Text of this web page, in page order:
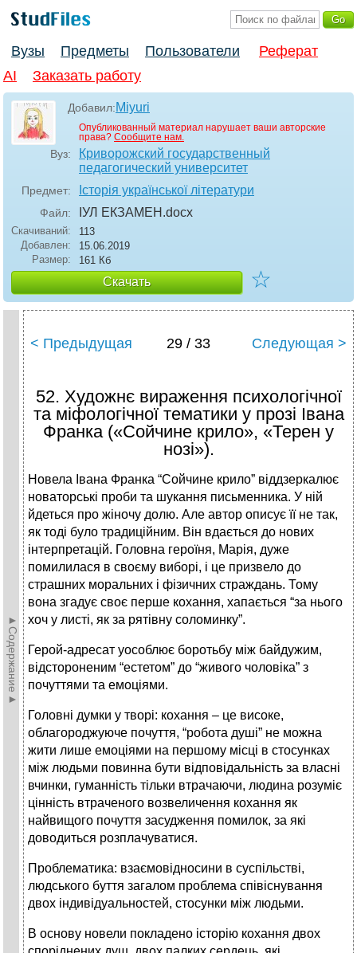
Вузы Предметы Пользователи
Реферат
AI
Заказать работу
Добавил:Miyuri
Опубликованный материал нарушает ваши авторские
права? Сообщите нам.
Вуз:
Криворожский государственный
педагогический университет
Предмет: Історія української літератури
Файл: ІУЛ ЕКЗАМЕН .docx
Скачиваний:
113
Добавлен:
15.06.2019
Размер:
161 Кб
Скачать ☆
►Содержание►
< Предыдущая 29 / 33 Следующая >
52. Художнє вираження психологічної
та міфологічної тематики у прозі Івана
Франка («Сойчине крило», «Терен у
нозі»).
Новела Івана Франка “Сойчине крило” віддзеркалює
новаторські проби та шукання письменника. У ній
йдеться про жіночу долю. Але автор описує її не так,
як тоді було традиційним. Він вдається до нових
інтерпретацій. Головна героїня, Марія, дуже
помилилася в своєму виборі, і це призвело до
страшних моральних і фізичних страждань. Тому
вона згадує своє перше кохання, хапається “за нього
хоч у листі, як за рятівну соломинку”.
Герой-адресат уособлює боротьбу між байдужим,
відстороненим “естетом” до “живого чоловіка” з
почуттями та емоціями.
Головні думки у творі: кохання – це високе,
облагороджуюче почуття, “робота душі” не можна
жити лише емоціями на першому місці в стосунках
між людьми повинна бути відповідальність за власні
вчинки, гуманність тільки втрачаючи, людина розуміє
цінність втраченого возвеличення кохання як
найвищого почуття засудження помилок, за які
доводиться розплачуватися.
Проблематика: взаємовідносини в суспільстві,
людського буття загалом проблема співіснування
двох індивідуальностей, стосунки між людьми.
В основу новели покладено історію кохання двох